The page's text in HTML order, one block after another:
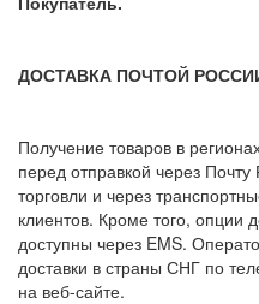
ДОСТАВКА ПОЧТОЙ
Получение товаров в
перед отправкой через
торговли и через
клиентов. Кроме того, опции
доступны через EMS.
доставки в страны СНГ по
на веб-сайте.